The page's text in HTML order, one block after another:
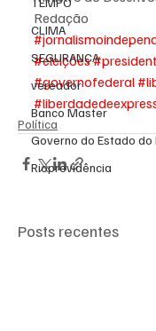
CLIMA
SEGURANÇA
vereador
Banco Master
Governo do Estado do
Rioprevidência
Redação
#eleições
#governofederal
Política
Posts recentes